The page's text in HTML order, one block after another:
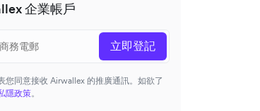
企業帳戶
立即登記
您同意接收 Airwallex 的推廣通訊。如欲了
隱政策。